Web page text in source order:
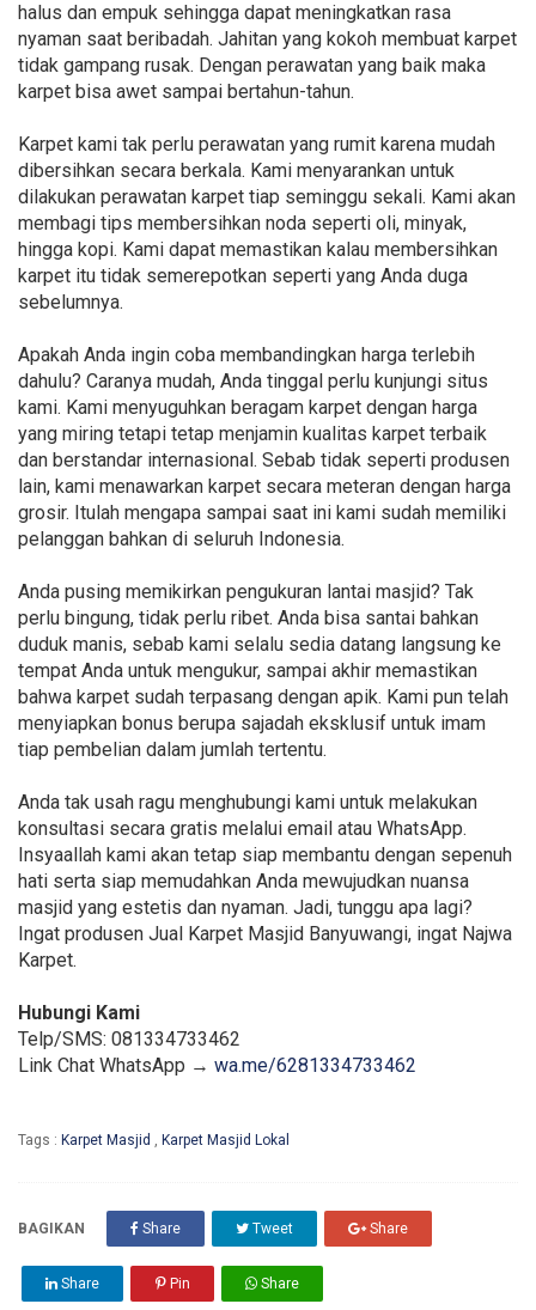
halus dan empuk sehingga dapat meningkatkan rasa
nyaman saat beribadah. Jahitan yang kokoh membuat karpet
tidak gampang rusak. Dengan perawatan yang baik maka
karpet bisa awet sampai bertahun-tahun.
Karpet kami tak perlu perawatan yang rumit karena mudah
dibersihkan secara berkala. Kami menyarankan untuk
dilakukan perawatan karpet tiap seminggu sekali. Kami akan
membagi tips membersihkan noda seperti oli, minyak,
hingga kopi. Kami dapat memastikan kalau membersihkan
karpet itu tidak semerepotkan seperti yang Anda duga
sebelumnya.
Apakah Anda ingin coba membandingkan harga terlebih
dahulu? Caranya mudah, Anda tinggal perlu kunjungi situs
kami. Kami menyuguhkan beragam karpet dengan harga
yang miring tetapi tetap menjamin kualitas karpet terbaik
dan berstandar internasional. Sebab tidak seperti produsen
lain, kami menawarkan karpet secara meteran dengan harga
grosir. Itulah mengapa sampai saat ini kami sudah memiliki
pelanggan bahkan di seluruh Indonesia.
Anda pusing memikirkan pengukuran lantai masjid? Tak
perlu bingung, tidak perlu ribet. Anda bisa santai bahkan
duduk manis, sebab kami selalu sedia datang langsung ke
tempat Anda untuk mengukur, sampai akhir memastikan
bahwa karpet sudah terpasang dengan apik. Kami pun telah
menyiapkan bonus berupa sajadah eksklusif untuk imam
tiap pembelian dalam jumlah tertentu.
Anda tak usah ragu menghubungi kami untuk melakukan
konsultasi secara gratis melalui email atau WhatsApp.
Insyaallah kami akan tetap siap membantu dengan sepenuh
hati serta siap memudahkan Anda mewujudkan nuansa
masjid yang estetis dan nyaman. Jadi, tunggu apa lagi?
Ingat produsen Jual Karpet Masjid Banyuwangi, ingat Najwa
Karpet.
Hubungi Kami
Telp/SMS: 081334733462
Link Chat WhatsApp → wa.me/6281334733462
Tags : Karpet Masjid , Karpet Masjid Lokal
BAGIKAN Share Tweet Share
Share Pin Share